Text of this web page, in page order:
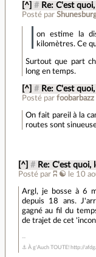
[^] # Re: C'est
Posté par
on estime la
kilomètres. Ce
Surtout que part
long en temps.
[^] # Re: C'est
Posté parfoobarbazz
On fait pareil à la
routes sont
[^] # Re: C'est quoi,
Posté par ʭ ☯ le 10
Argl, je bosse à 6
depuis 18 ans.
gagné au fil du
de trajet de cet
⚓ À g'Auch TOUTE! http://